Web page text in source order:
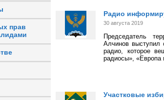
прав
Радио
30 августа 2019
Председатель
Алчинов выступил
радио, которое
радиосы», «Европа
Участковые